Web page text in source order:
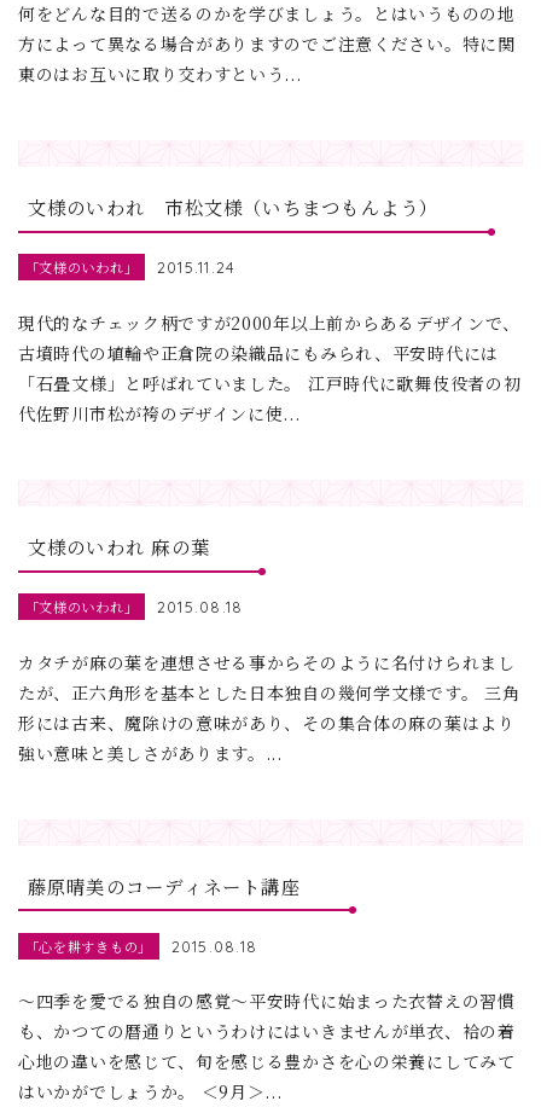
何をどんな目的で送るのかを学びましょう。とはいうものの地
方によって異なる場合がありますのでご注意ください。特に関
東のはお互いに取り交わすという...
文様のいわれ 市松文様（いちまつもんよう）
「文様のいわれ」 2015.11.24
現代的なチェック柄ですが2000年以上前からあるデザインで、
古墳時代の埴輪や正倉院の染織品にもみられ、平安時代には
「石畳文様」と呼ばれていました。 江戸時代に歌舞伎役者の初
代佐野川市松が袴のデザインに使...
文様のいわれ 麻の葉
「文様のいわれ」 2015.08.18
カタチが麻の葉を連想させる事からそのように名付けられまし
たが、正六角形を基本とした日本独自の幾何学文様です。 三角
形には古来、魔除けの意味があり、その集合体の麻の葉はより
強い意味と美しさがあります。...
藤原晴美のコーディネート講座
「心を耕すきもの」 2015.08.18
～四季を愛でる独自の感覚～平安時代に始まった衣替えの習慣
も、かつての暦通りというわけにはいきませんが単衣、袷の着
心地の違いを感じて、旬を感じる豊かさを心の栄養にしてみて
はいかがでしょうか。 ＜9月＞...